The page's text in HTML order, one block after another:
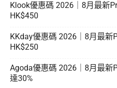
Klook優惠碼 2026｜8月最新
HK$450
KKday優惠碼 2026｜8月最新
HK$250
Agoda優惠碼 2026｜8月最新
達30%